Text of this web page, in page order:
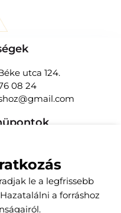
utca 124.
08 24
le a legfrissebb
a forráshoz